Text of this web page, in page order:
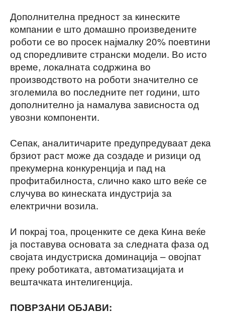
Дополнителна предност за кинеските
компании е што домашно произведените
роботи се во просек најмалку 20% поевтини
од споредливите странски модели. Во исто
време, локалната содржина во
производството на роботи значително се
зголемила во последните пет години, што
дополнително ја намалува зависноста од
увозни компоненти.
Сепак, аналитичарите предупредуваат дека
брзиот раст може да создаде и ризици од
прекумерна конкуренција и пад на
профитабилноста, слично како што веќе се
случува во кинеската индустрија за
електрични возила.
И покрај тоа, проценките се дека Кина веќе
ја поставува основата за следната фаза од
својата индустриска доминација – овојпат
преку роботиката, автоматизацијата и
вештачката интелигенција.
ПОВРЗАНИ ОБЈАВИ: